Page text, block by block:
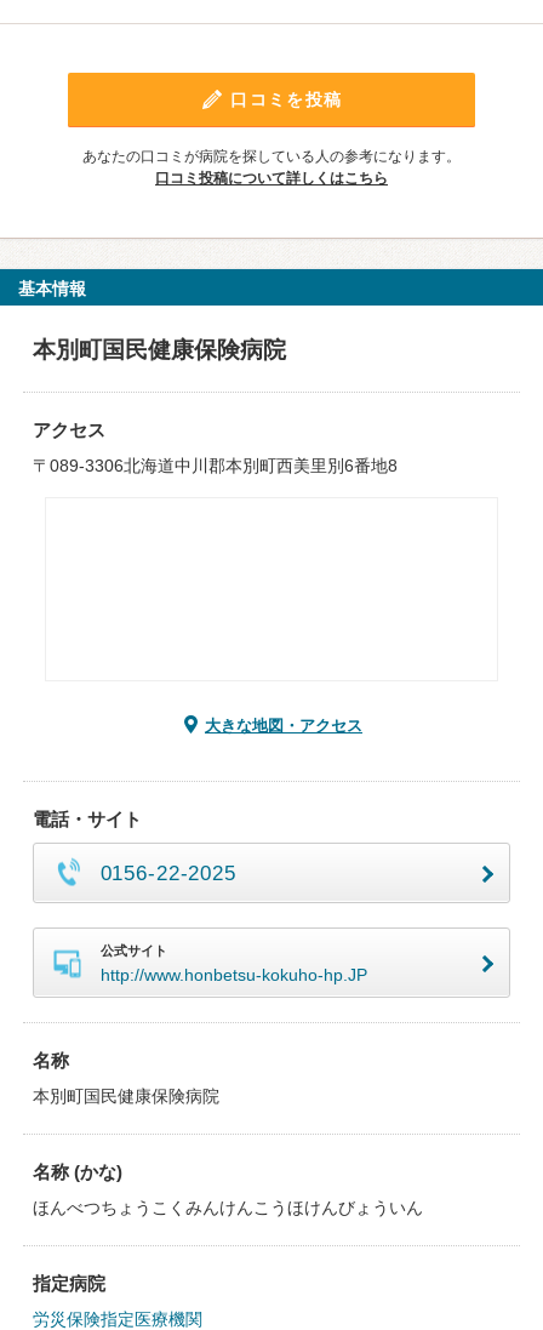
口コミを投稿
あなたの口コミが病院を探している人の参考になります。
口コミ投稿について詳しくはこちら
基本情報
本別町国民健康保険病院
アクセス
〒089-3306北海道中川郡本別町西美里別6番地8
大きな地図・アクセス
電話・サイト
0156-22-2025
公式サイト
http://www.honbetsu-kokuho-hp.JP
名称
本別町国民健康保険病院
名称 (かな)
ほんべつちょうこくみんけんこうほけんびょういん
指定病院
労災保険指定医療機関